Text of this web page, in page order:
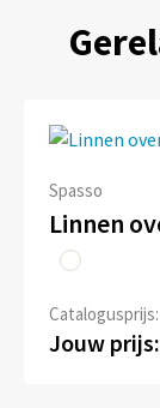
Spasso
Catalogusprijs:
Jouw